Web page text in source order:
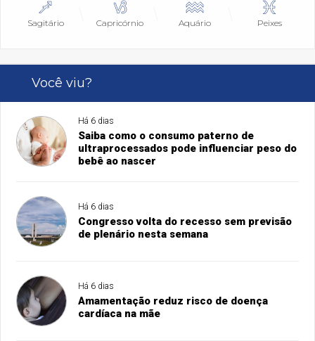
Sagitário Capricórnio Aquário Peixes
Você viu?
Há 6 dias
Saiba como o consumo paterno de
ultraprocessados pode influenciar peso do
bebê ao nascer
Há 6 dias
Congresso volta do recesso sem previsão
de plenário nesta semana
Há 6 dias
Amamentação reduz risco de doença
cardíaca na mãe